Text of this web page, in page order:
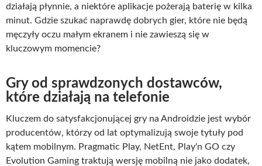
działają płynnie, a niektóre aplikacje pożerają baterię w kilka
minut. Gdzie szukać naprawdę dobrych gier, które nie będą
męczyły oczu małym ekranem i nie zawieszą się w
kluczowym momencie?
Gry od sprawdzonych dostawców,
które działają na telefonie
Kluczem do satysfakcjonującej gry na Androidzie jest wybór
producentów, którzy od lat optymalizują swoje tytuły pod
kątem mobilnym. Pragmatic Play, NetEnt, Play'n GO czy
Evolution Gaming traktują wersję mobilną nie jako dodatek,